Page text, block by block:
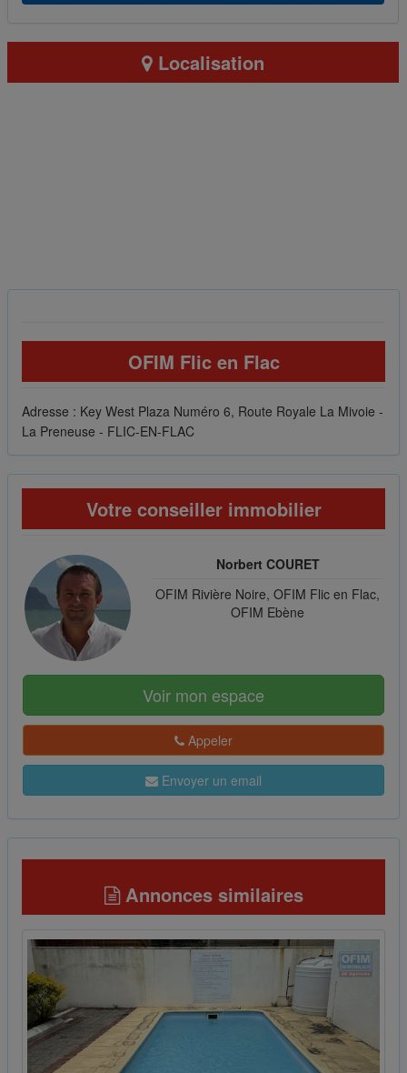
Localisation
OFIM Flic en Flac
Adresse : Key West Plaza Numéro 6, Route Royale La Mivoie -
La Preneuse - FLIC-EN-FLAC
Votre conseiller immobilier
Norbert COURET
OFIM Rivière Noire, OFIM Flic en Flac,
OFIM Ebène
Voir mon espace
Appeler
Envoyer un email
Annonces similaires